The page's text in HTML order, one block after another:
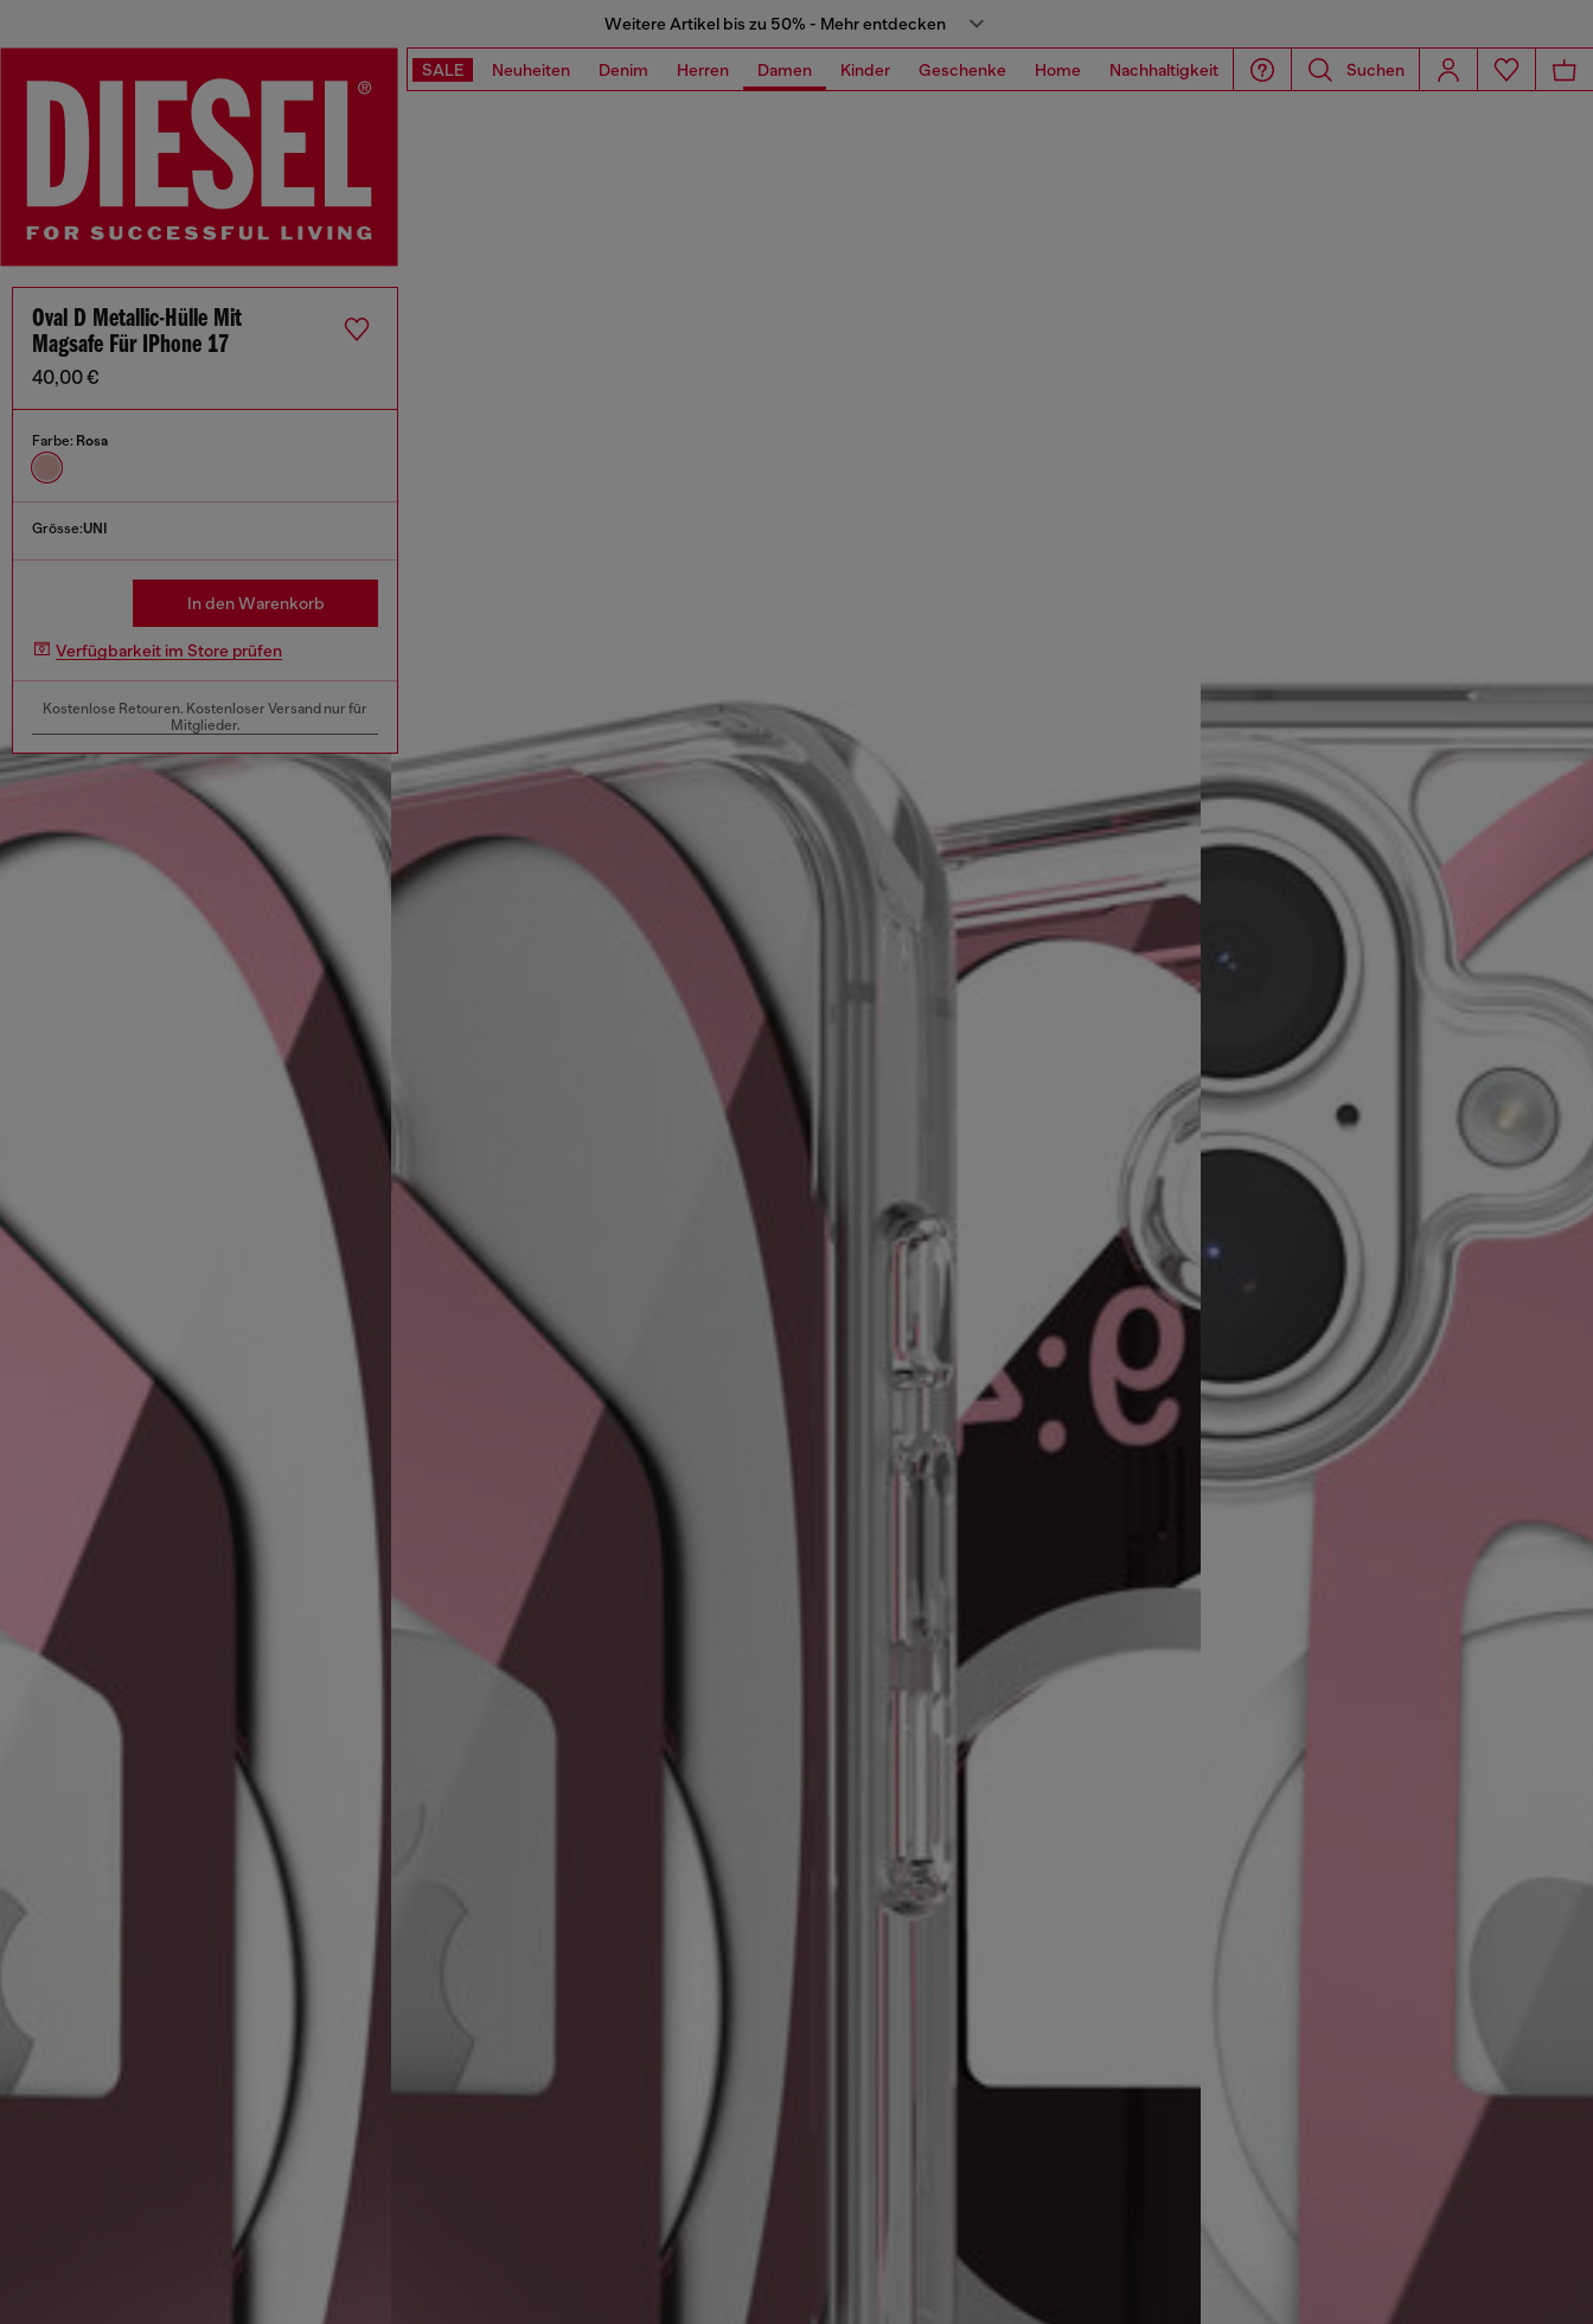
Weitere Artikel bis zu 50% - Mehr entdecken
SALE Neuheiten Denim Herren Damen Kinder Geschenke Home Nachhaltigkeit Suchen
Oval D Metallic-Hülle Mit
Magsafe Für IPhone 17
40,00 €
Farbe: Rosa
Grösse:UNI
In den Warenkorb
Verfügbarkeit im Store prüfen
Kostenlose Retouren. Kostenloser Versand nur für
Mitglieder.